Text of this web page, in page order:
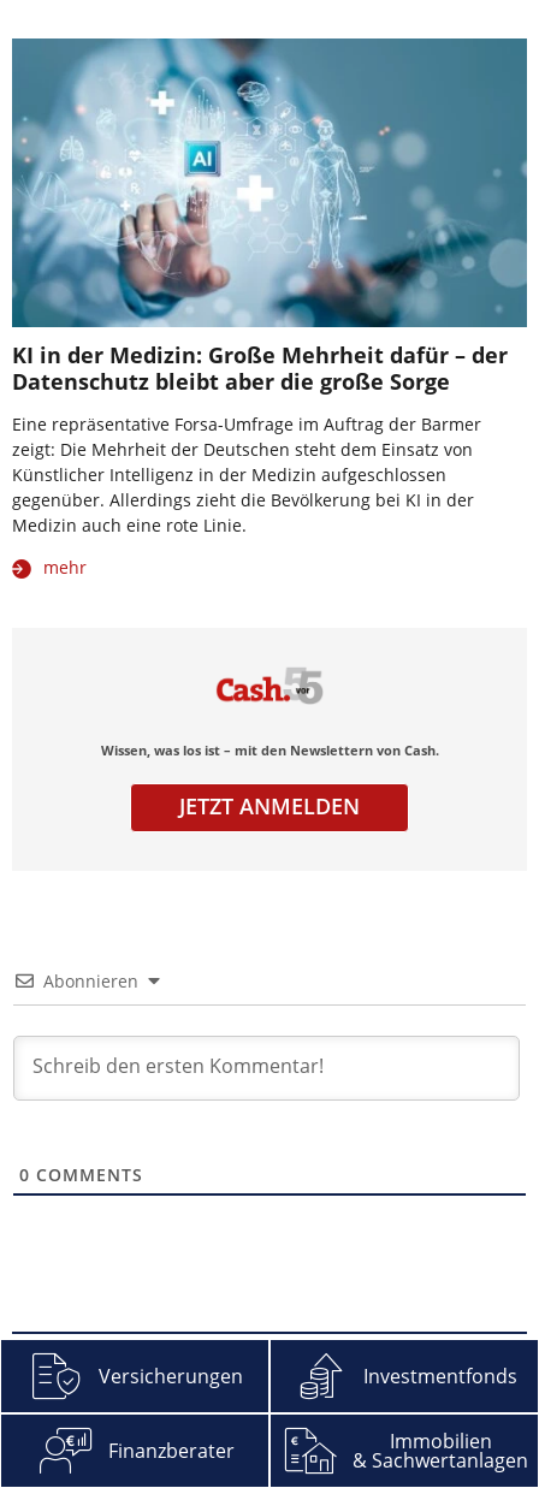
KI in der Medizin: Große Mehrheit dafür – der
Datenschutz bleibt aber die große Sorge
Eine repräsentative Forsa-Umfrage im Auftrag der Barmer
zeigt: Die Mehrheit der Deutschen steht dem Einsatz von
Künstlicher Intelligenz in der Medizin aufgeschlossen
gegenüber. Allerdings zieht die Bevölkerung bei KI in der
Medizin auch eine rote Linie.
mehr
Wissen, was los ist – mit den Newslettern von Cash.
JETZT ANMELDEN
Abonnieren
0 COMMENTS
YouTube Xing Feed
Versicherungen Investmentfonds
Finanzberater Immobilien
& Sachwertanlagen